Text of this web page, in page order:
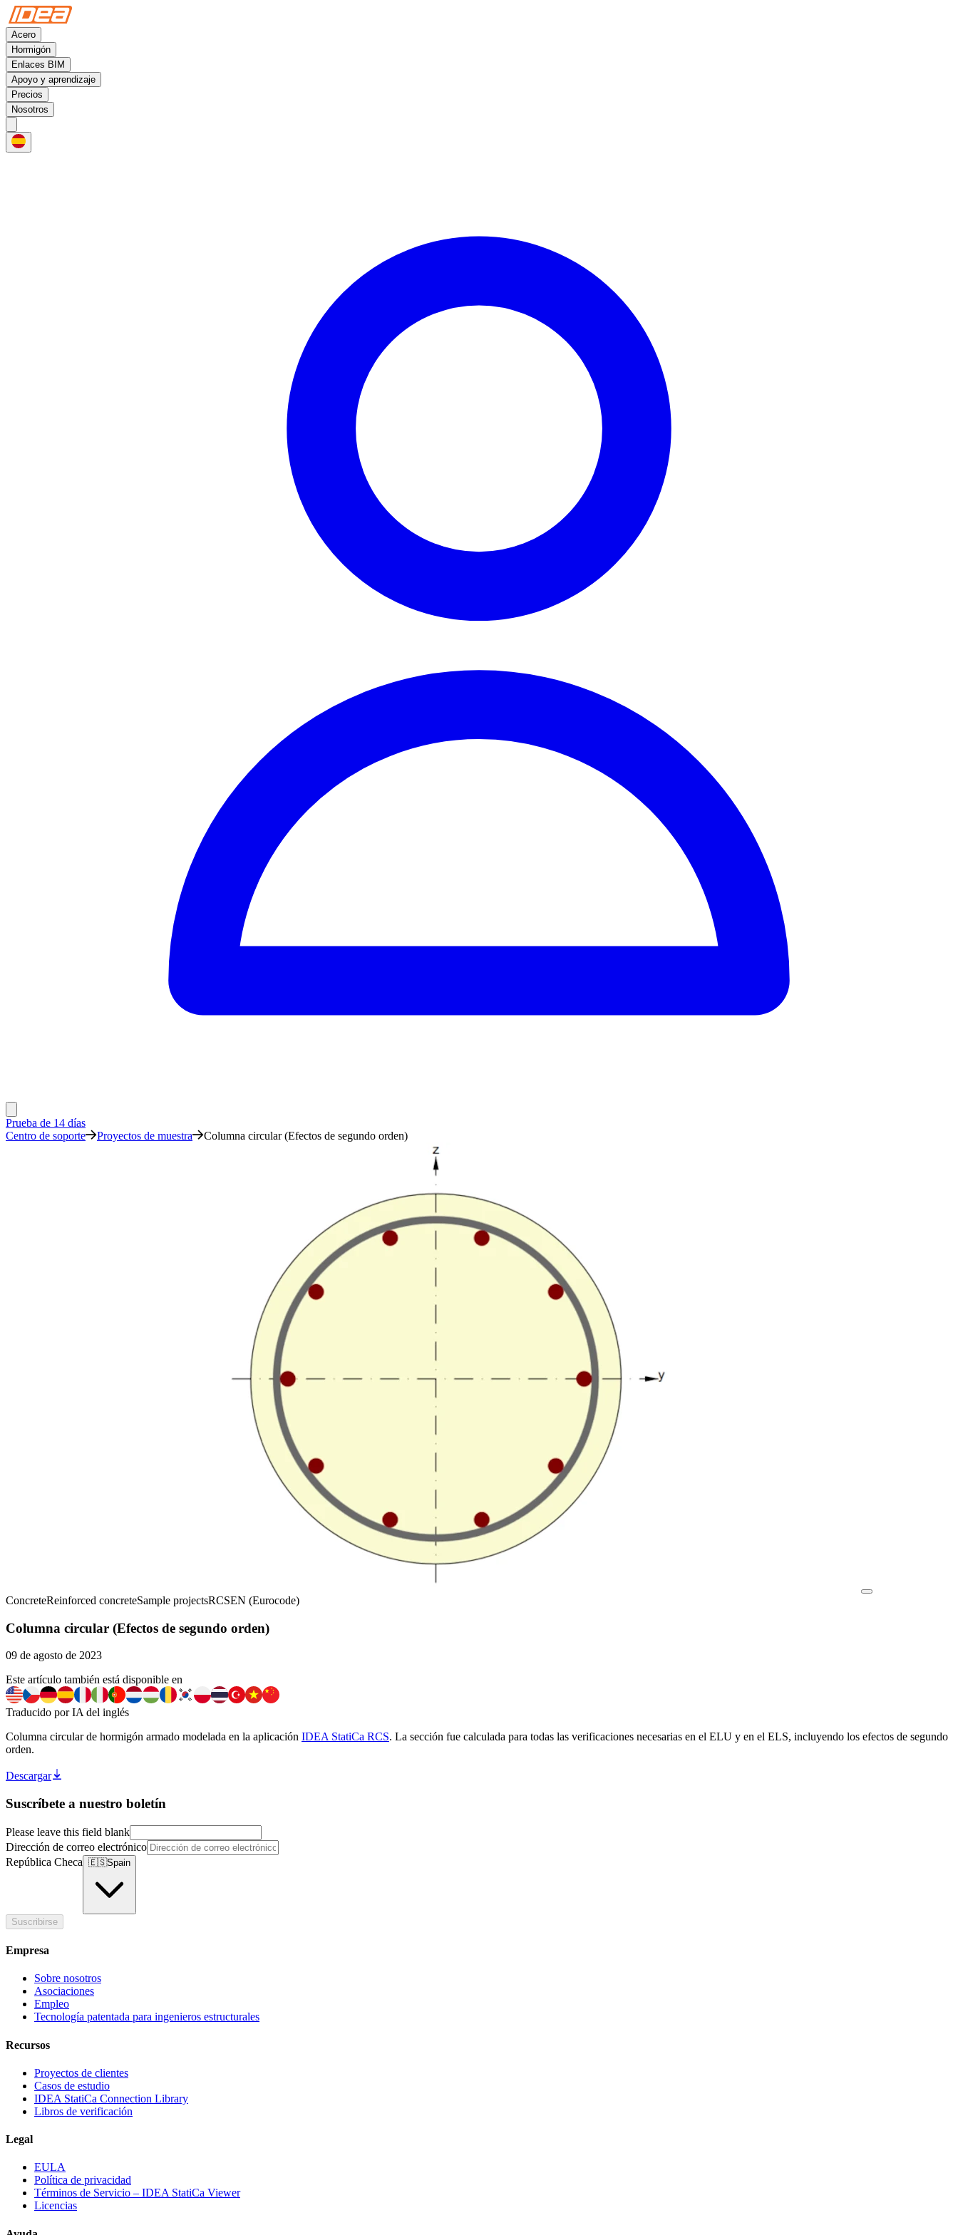
Acero
Hormigón
Enlaces BIM
Apoyo y aprendizaje
Precios
Nosotros
Prueba de 14 días
Centro de soporte
Proyectos de muestra Columna circular (Efectos de segundo orden)
ConcreteReinforced concreteSample projectsRCSEN (Eurocode)
Columna circular (Efectos de segundo orden)
09 de agosto de 2023
Este artículo también está disponible en
Traducido por IA del inglés
Columna circular de hormigón armado modelada en la aplicación IDEA StatiCa RCS. La sección fue calculada para todas las verificaciones necesarias en el ELU y en el ELS, incluyendo los efectos de segundo
orden.
Descargar
Suscríbete a nuestro boletín
Please leave this field blank
Dirección de correo electrónico
República Checa 🇪🇸Spain
Suscribirse
Empresa
Sobre nosotros
Asociaciones
Empleo
Tecnología patentada para ingenieros estructurales
Recursos
Proyectos de clientes
Casos de estudio
IDEA StatiCa Connection Library
Libros de verificación
Legal
EULA
Política de privacidad
Términos de Servicio – IDEA StatiCa Viewer
Licencias